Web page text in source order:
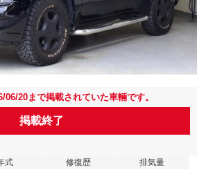
06/20まで掲載されていた車輛です。
掲載終了
式 修復歴 排気量